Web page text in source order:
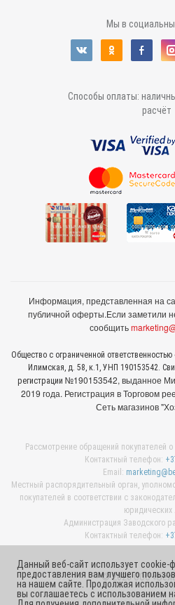
Мы в
Способы оплаты:
расчёт
Информация, представленная на
публичной оферты.Если заметили
сообщить
Общество с ограниченной
Илимская, д. 58, к.1, УНП 190153542.
регистрации №190153542, выданное
2019 года. Регистрация в Торговом
Сеть магазинов
Рассмотрение обращений покупателей
Контактный телефон:
Email:
Местный распорядительный орган,
покупателей в соответствии с
юридических
Администрация Заводского
Контактный телефон:
© 2026 ООО
Данный веб-сайт использует cookie-
предоставления вам лучшего
на нашем сайте. Продолжая
вы соглашаетесь с использованием